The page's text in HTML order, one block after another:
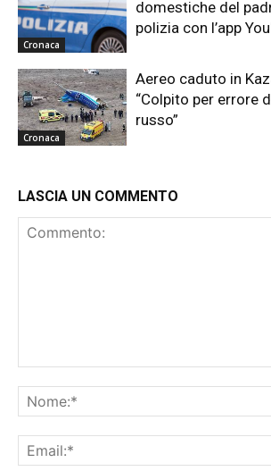
Cronaca
domestiche del
polizia con l’app
Cronaca
Aereo caduto in
“Colpito per errore
russo”
LASCIA UN COMMENTO